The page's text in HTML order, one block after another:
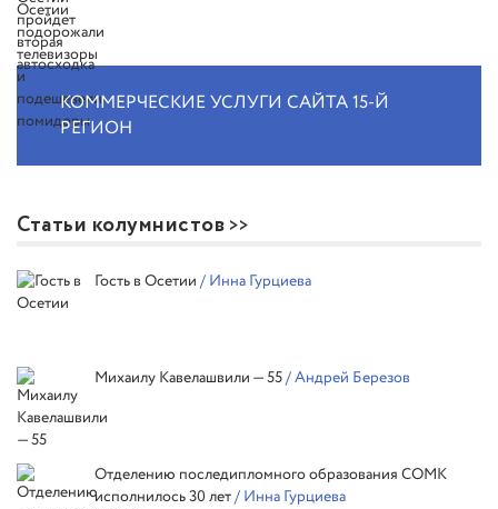
КОММЕРЧЕСКИЕ УСЛУГИ САЙТА 15-Й
РЕГИОН
Статьи колумнистов
Гость в Осетии / Инна Гурциева
Михаилу Кавелашвили — 55/ Андрей Березов
Отделению последипломного образования СОМК
исполнилось 30 лет/ Инна Гурциева